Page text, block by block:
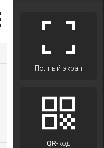
Полный экран
QR-код